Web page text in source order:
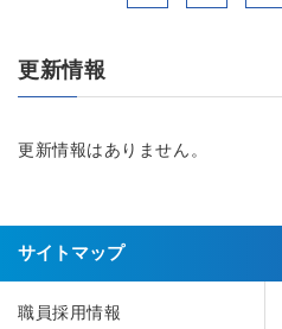
更新情報
更新情報はありません。
サイトマップ
職員採用情報